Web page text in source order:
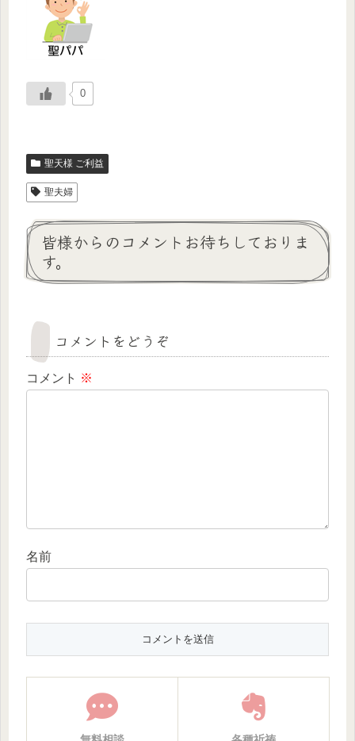
0
聖天様 ご利益
聖夫婦
皆様からのコメントお待ちしておりま
す。
コメントをどうぞ
コメント ※
名前